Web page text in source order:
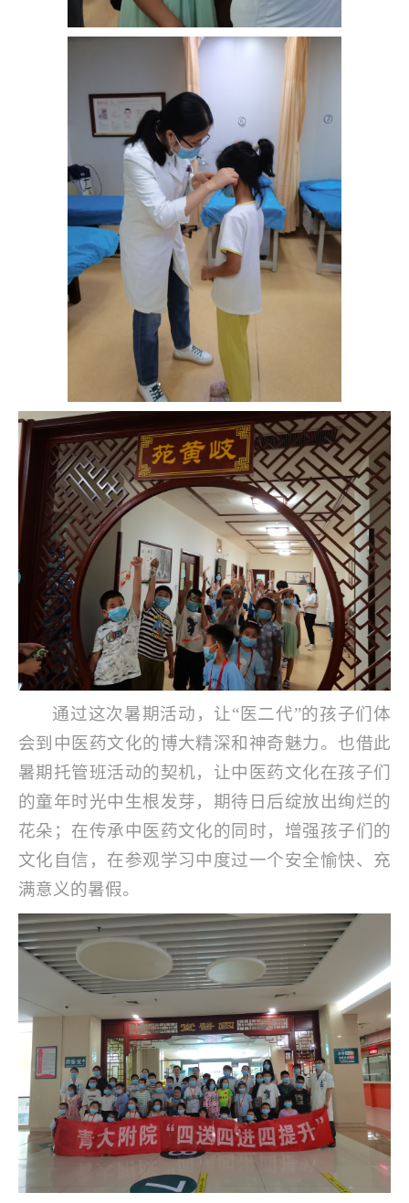
通过这次暑期活动，让“医二代”的孩子们体
会到中医药文化的博大精深和神奇魅力。也借此
暑期托管班活动的契机，让中医药文化在孩子们
的童年时光中生根发芽，期待日后绽放出绚烂的
花朵；在传承中医药文化的同时，增强孩子们的
文化自信，在参观学习中度过一个安全愉快、充
满意义的暑假。